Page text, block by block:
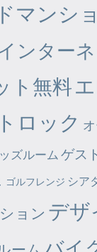
マンシ
ンター
ト無料
ロック
ズルーム ゲス
ゴルフレンジ シア
ョン デザ
バイ